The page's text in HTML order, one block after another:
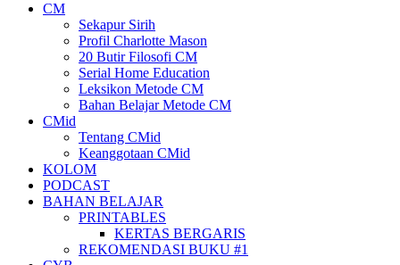
CM
Sekapur Sirih
Profil Charlotte Mason
20 Butir Filosofi CM
Serial Home Education
Leksikon Metode CM
Bahan Belajar Metode CM
CMid
Tentang CMid
Keanggotaan CMid
KOLOM
PODCAST
BAHAN BELAJAR
PRINTABLES
KERTAS BERGARIS
REKOMENDASI BUKU #1